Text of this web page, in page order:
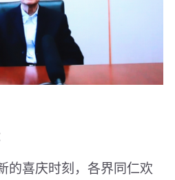
的喜庆时刻，各界同仁欢